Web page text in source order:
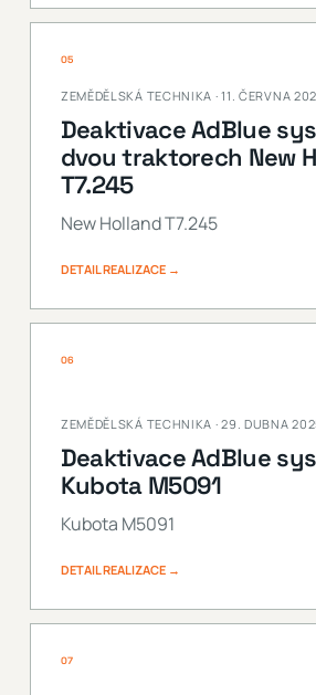
05
ZEMĚDĚLSKÁ TECHNIKA · 11. ČERVNA
Deaktivace AdBlue
dvou traktorech New
T7.245
New Holland T7.245
DETAIL REALIZACE →
06
ZEMĚDĚLSKÁ TECHNIKA · 29. DUBNA
Deaktivace AdBlue
Kubota M5091
Kubota M5091
DETAIL REALIZACE →
07